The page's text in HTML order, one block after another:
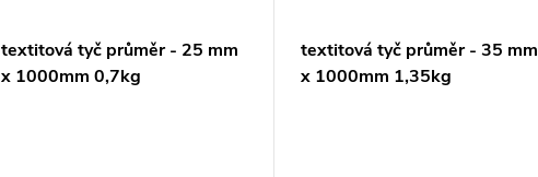
textitová tyč průměr - 25 mm
x 1000mm 0,7kg
textitová tyč průměr - 35 mm
x 1000mm 1,35kg